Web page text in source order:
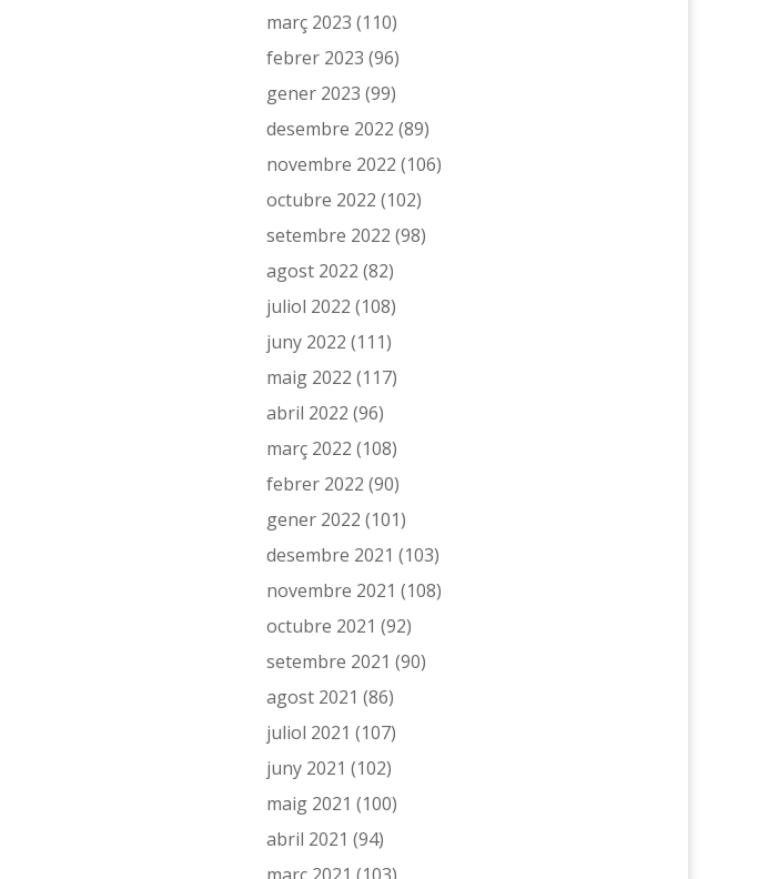
març 2023 (110)
febrer 2023 (96)
gener 2023 (99)
desembre 2022 (89)
novembre 2022 (106)
octubre 2022 (102)
setembre 2022 (98)
agost 2022 (82)
juliol 2022 (108)
juny 2022 (111)
maig 2022 (117)
abril 2022 (96)
març 2022 (108)
febrer 2022 (90)
gener 2022 (101)
desembre 2021 (103)
novembre 2021 (108)
octubre 2021 (92)
setembre 2021 (90)
agost 2021 (86)
juliol 2021 (107)
juny 2021 (102)
maig 2021 (100)
abril 2021 (94)